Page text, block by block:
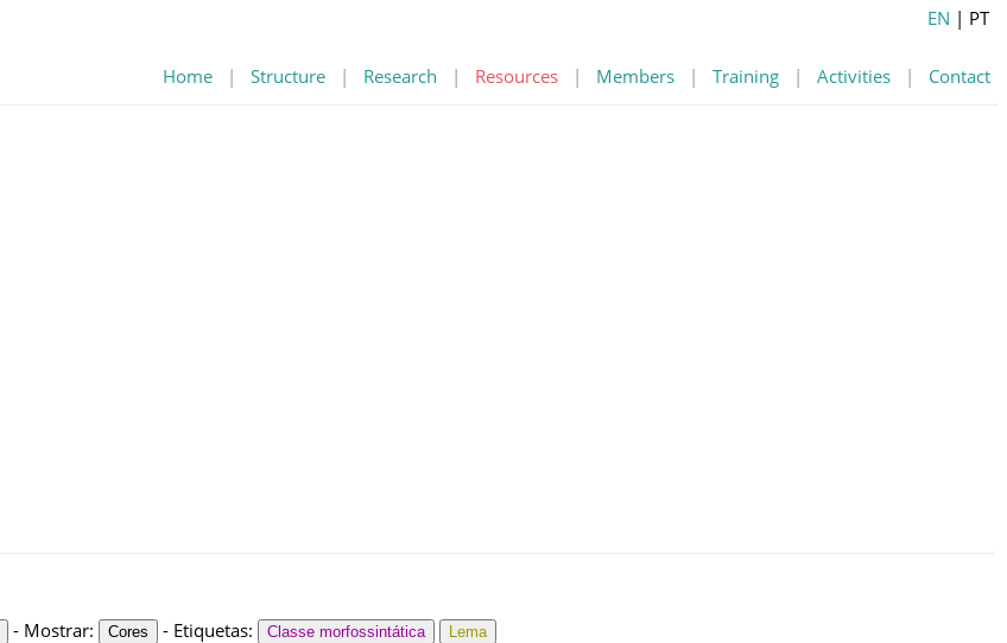
Home | Structure | Research | Resources | Members | Training | Activities | Contact
EN | PT
- Mostrar: Cores - Etiquetas: Classe morfossintática Lema